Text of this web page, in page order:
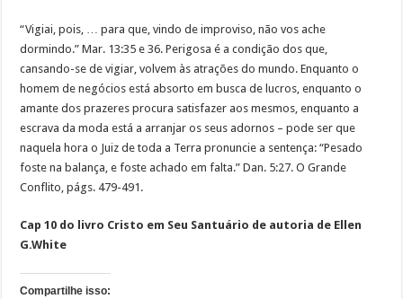
“Vigiai, pois, … para que, vindo de improviso, não vos ache
dormindo.” Mar. 13:35 e 36. Perigosa é a condição dos que,
cansando-se de vigiar, volvem às atrações do mundo. Enquanto o
homem de negócios está absorto em busca de lucros, enquanto o
amante dos prazeres procura satisfazer aos mesmos, enquanto a
escrava da moda está a arranjar os seus adornos – pode ser que
naquela hora o Juiz de toda a Terra pronuncie a sentença: “Pesado
foste na balança, e foste achado em falta.” Dan. 5:27. O Grande
Conflito, págs. 479-491.
Cap 10 do livro Cristo em Seu Santuário de autoria de Ellen
G.White
Compartilhe isso: